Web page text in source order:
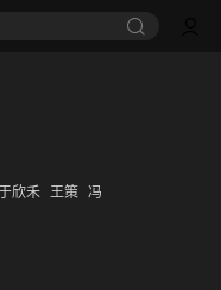
欣禾 王策 冯